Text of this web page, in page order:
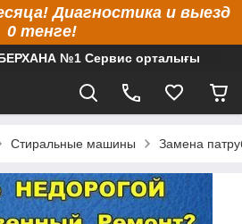
Диагностика и выезд
0 тенге!
№1 Сервис орталығы
Стиральные машины Замена